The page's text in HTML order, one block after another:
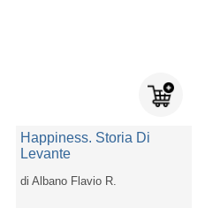
Happiness. Storia Di
Levante
diAlbano Flavio R.